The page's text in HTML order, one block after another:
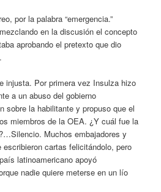
por la palabra “emergencia.”
en la discusión el concepto
aprobando el pretexto que dio
injusta. Por primera vez Insulza hizo
a un abuso del gobierno
sobre la habilitante y propuso que el
miembros de la OEA. ¿Y cuál fue la
Muchos embajadores y
escribieron cartas felicitándolo, pero
latinoamericano apoyó
nadie quiere meterse en un lío